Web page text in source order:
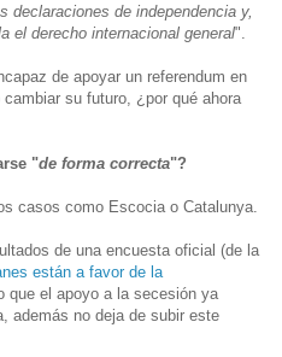
declaraciones de independencia y,
el derecho internacional general".
de apoyar un referendum en
su futuro, ¿por qué ahora
"de forma correcta"?
casos como Escocia o Catalunya.
de una encuesta oficial (de la
están a favor de la
que el apoyo a la secesión ya
además no deja de subir este